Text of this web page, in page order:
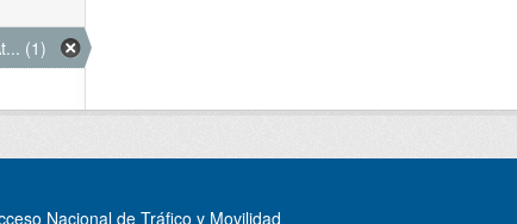
(1)
Nacional de Tráfico y Movilidad